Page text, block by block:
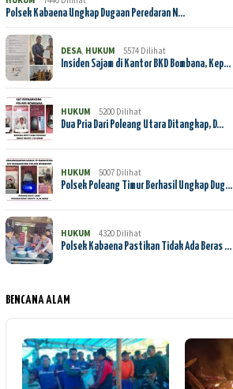
Polsek Kabaena Ungkap Dugaan Peredaran N…
DESA, HUKUM
5574 Dilihat
Insiden Sajam di Kantor BKD Bombana, Kep…
HUKUM
5200 Dilihat
Dua Pria Dari Poleang Utara Ditangkap, D…
HUKUM
5007 Dilihat
Polsek Poleang Timur Berhasil Ungkap Dug…
HUKUM
4320 Dilihat
Polsek Kabaena Pastikan Tidak Ada Beras …
BENCANA ALAM